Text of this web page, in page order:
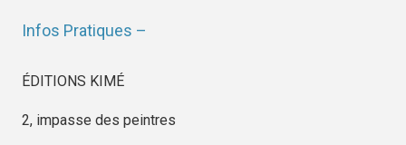
Infos Pratiques –
ÉDITIONS KIMÉ
2, impasse des peintres